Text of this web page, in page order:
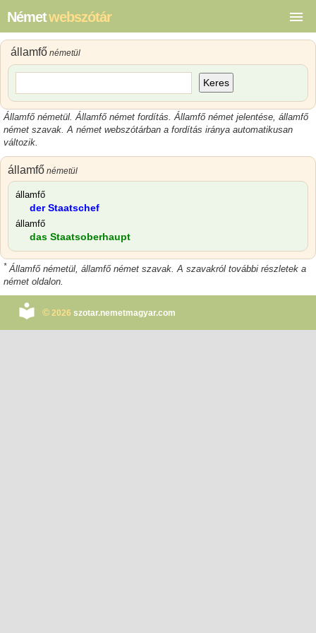
Németwebszótár
államfő németül
Keres
Államfő németül. Államfő német fordítás. Államfő német jelentése, államfő
német szavak. A német webszótárban a fordítás iránya automatikusan
változik.
államfő németül
államfő
der Staatschef
államfő
das Staatsoberhaupt
* Államfő németül, államfő német szavak. A szavakról további részletek a
német oldalon.
© 2026 szotar.nemetmagyar.com